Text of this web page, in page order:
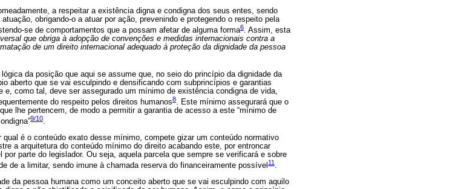
a respeitar a existência digna e condigna dos seus entes, sendo
obrigando-o a atuar por ação, prevenindo e protegendo o respeito pela
se de comportamentos que a possam afetar de alguma forma6. Assim, esta
que obriga à adopção de convenções e medidas internacionais contra a
de um direito internacional adequado à proteção da dignidade da pessoa
da posição que aqui se assume que, no seio do princípio da dignidade da
aberto que se vai esculpindo e densificando com subprincípios e garantias
como tal, deve ser assegurado um mínimo de existência condigna de vida,
do respeito pelos direitos humanos8. Este mínimo assegurará que o
lhe pertencem, de modo a permitir a garantia de acesso a este “mínimo de
9/10.
é o conteúdo exato desse mínimo, compete gizar um conteúdo normativo
a arquitetura do conteúdo mínimo do direito acabando este, por entroncar
parte do legislador. Ou seja, aquela parcela que sempre se verificará e sobre
de a limitar, sendo imune à chamada reserva do financeiramente possível 11 .
da pessoa humana como um conceito aberto que se vai esculpindo com aquilo